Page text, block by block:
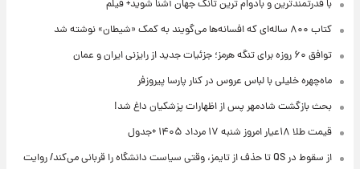
با قدرتمندترین و بادوام ترین تانک جهان آشنا شوید+ فیلم
کتاب ۸۰۰ ساله‌ای که افسانه‌ها می‌گویند به کمک «شیطان» نوشته شد
توافق ۶۰ روزه برای تنگه هرمز؛ جزئیات جدید از رایزنی ایران و عمان
ماه‌چهره خلیلی با لباس عروس در کنار پارسا پیروزفر
بحث بازگشت شادمهر پس از اظهارات پزشکیان داغ شد!
قیمت طلا ۱۸عیار امروز شنبه ۱۷ مرداد ۱۴۰۵ +جدول
از سقوط در QS تا حذف از تایمز، وقتی سیاست دانشگاه را قربانی می‌کند/ روایت